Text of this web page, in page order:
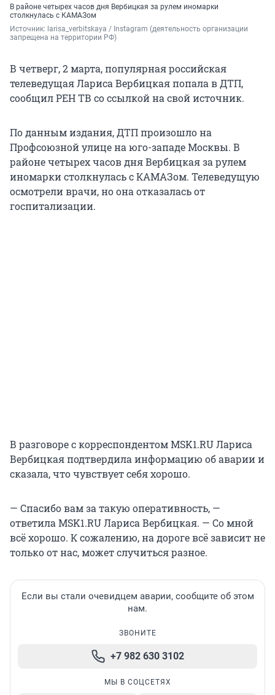
В районе четырех часов дня Вербицкая за рулем иномарки
столкнулась с КАМАЗом
Источник: larisa_verbitskaya / Instagram (деятельность организации
запрещена на территории РФ)
В четверг, 2 марта, популярная российская
телеведущая Лариса Вербицкая попала в ДТП,
сообщил РЕН ТВ со ссылкой на свой источник.
По данным издания, ДТП произошло на
Профсоюзной улице на юго-западе Москвы. В
районе четырех часов дня Вербицкая за рулем
иномарки столкнулась с КАМАЗом. Телеведущую
осмотрели врачи, но она отказалась от
госпитализации.
В разговоре с корреспондентом MSK1.RU Лариса
Вербицкая подтвердила информацию об аварии и
сказала, что чувствует себя хорошо.
— Спасибо вам за такую оперативность, —
ответила MSK1.RU Лариса Вербицкая. — Со мной
всё хорошо. К сожалению, на дороге всё зависит не
только от нас, может случиться разное.
Если вы стали очевидцем аварии, сообщите об этом
нам.
ЗВОНИТЕ
+7 982 630 3102
МЫ В СОЦСЕТЯХ